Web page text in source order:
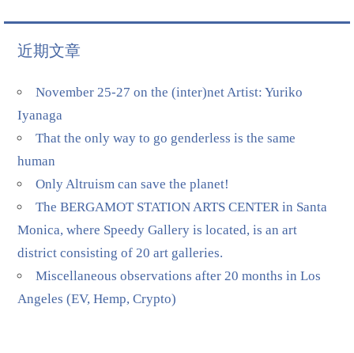
近期文章
November 25-27 on the (inter)net Artist: Yuriko
Iyanaga
That the only way to go genderless is the same
human
Only Altruism can save the planet!
The BERGAMOT STATION ARTS CENTER in Santa
Monica, where Speedy Gallery is located, is an art
district consisting of 20 art galleries.
Miscellaneous observations after 20 months in Los
Angeles (EV, Hemp, Crypto)